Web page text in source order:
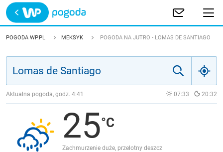
Trwa ładowanie
POLSKA
JAKOŚĆ POWIETRZA
POGODA WP.PL MEKSYK POGODA NA JUTRO - LOMAS DE SANTIAGO
Aktualna pogoda, godz. 4:41 07:33 20:32
25
Zachmurzenie duże, przelotny deszcz